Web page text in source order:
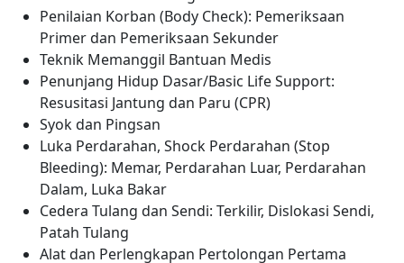
Penilaian Korban (Body Check): Pemeriksaan
Primer dan Pemeriksaan Sekunder
Teknik Memanggil Bantuan Medis
Penunjang Hidup Dasar/Basic Life Support:
Resusitasi Jantung dan Paru (CPR)
Syok dan Pingsan
Luka Perdarahan, Shock Perdarahan (Stop
Bleeding): Memar, Perdarahan Luar, Perdarahan
Dalam, Luka Bakar
Cedera Tulang dan Sendi: Terkilir, Dislokasi Sendi,
Patah Tulang
Alat dan Perlengkapan Pertolongan Pertama